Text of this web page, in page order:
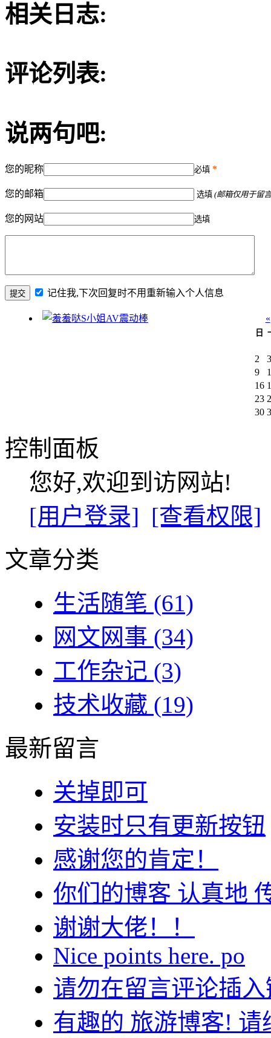
相关日志:
评论列表:
说两句吧:
您的昵称 必填 *
您的邮箱 选填 (邮箱仅用于留
您的网站 选填
记住我,下次回复时不用重新输入个人信息
«
日
2
3
9
16
23
30
控制面板
您好,欢迎到访网站!
[用户登录] [查看权限]
文章分类
生活随笔 (61)
网文网事 (34)
工作杂记 (3)
技术收藏 (19)
最新留言
关掉即可
安装时只有更新按钮
感谢您的肯定！
你们的博客 认真地
谢谢大佬！！
Nice points here. po
请勿在留言评论插
有趣的 旅游博客!